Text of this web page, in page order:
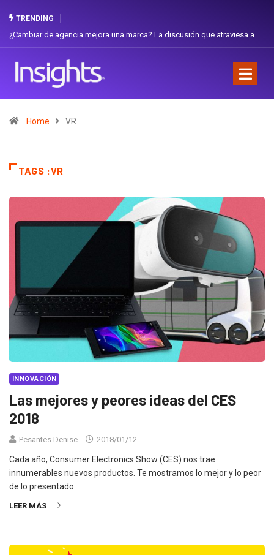
TRENDING
Gabriela Herrera y el arte de cambiarse el sombrero en Corporación
Home VR
TAGS :VR
INNOVACIÓN
Las mejores y peores ideas del CES
2018
Pesantes Denise 2018/01/12
Cada año, Consumer Electronics Show (CES) nos trae
innumerables nuevos productos. Te mostramos lo mejor y lo peor
de lo presentado
LEER MÁS